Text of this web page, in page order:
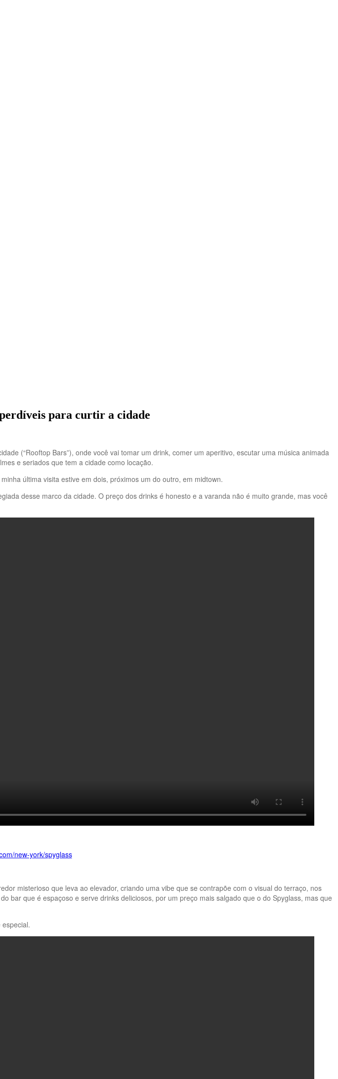
para curtir a cidade
(“Rooftop Bars”), onde você vai tomar um drink, comer um aperitivo, escutar uma música animada
e seriados que tem a cidade como locação.
última visita estive em dois, próximos um do outro, em midtown.
desse marco da cidade. O preço dos drinks é honesto e a varanda não é muito grande, mas você
new-york/spyglass
misterioso que leva ao elevador, criando uma vibe que se contrapõe com o visual do terraço, nos
bar que é espaçoso e serve drinks deliciosos, por um preço mais salgado que o do Spyglass, mas que